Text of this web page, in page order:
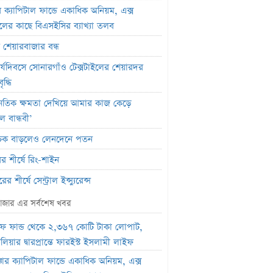
ক্যাপিটাল ফান্ডে একাধিক অনিয়ম, এক্স
কাছে বিএসইসির ব্যাখ্যা তলব
বন্ধ
সোনারগাঁও টেক্সটাইলের শেয়ারদর
ক্ষমতা দেখিয়ে আমার কাজ কেড়ে
বান্ধবী’
বাড়লেও লেনদেনে পতন
শীর্ষে রিং-শাইন
শীর্ষে সেন্ট্রাল ইন্স্যুরেন্স
৩৬ কোটি টাকার লেনদেন
পদ্মা ইসলামী লাইফ ইন্স্যুরেন্সের
বন্ধ
লেনদেনে ফিরবে ইউসিবি
এর সর্বশেষ খবর
ফান্ড থেকে ২,৩৬৭ কোটি টাকা লোপাট,
দ্বারপ্রান্তে ফারইস্ট ইসলামী লাইফ
ক্যাপিটাল ফান্ডে একাধিক অনিয়ম, এক্স